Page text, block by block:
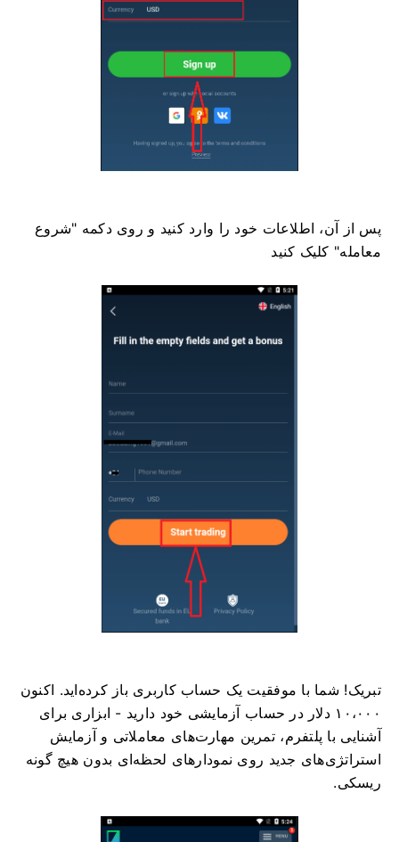
پس از آن، اطلاعات خود را وارد کنید و روی دکمه "شروع
معامله" کلیک کنید
تبریک! شما با موفقیت یک حساب کاربری باز کرده‌اید. اکنون
۱۰،۰۰۰ دلار در حساب آزمایشی خود دارید - ابزاری برای
آشنایی با پلتفرم، تمرین مهارت‌های معاملاتی و آزمایش
استراتژی‌های جدید روی نمودارهای لحظه‌ای بدون هیچ گونه
ریسکی.